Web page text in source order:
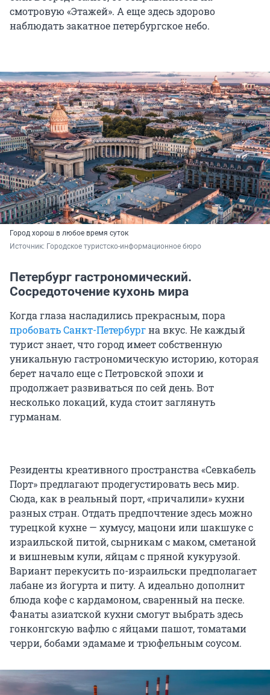
смотровую «Этажей». А еще здесь здорово
наблюдать закатное петербургское небо.
Город хорош в любое время суток
Источник: Городское туристско-информационное бюро
Петербург гастрономический.
Сосредоточение кухонь мира
Когда глаза насладились прекрасным, пора
пробовать Санкт-Петербургна вкус. Не каждый
турист знает, что город имеет собственную
уникальную гастрономическую историю, которая
берет начало еще с Петровской эпохи и
продолжает развиваться по сей день. Вот
несколько локаций, куда стоит заглянуть
гурманам.
Резиденты креативного пространства «Севкабель
Порт» предлагают продегустировать весь мир.
Сюда, как в реальный порт, «причалили» кухни
разных стран. Отдать предпочтение здесь можно
турецкой кухне — хумусу, мацони или шакшуке с
израильской питой, сырникам с маком, сметаной
и вишневым кули, яйцам с пряной кукурузой.
Вариант перекусить по-израильски предполагает
лабане из йогурта и питу. А идеально дополнит
блюда кофе с кардамоном, сваренный на песке.
Фанаты азиатской кухни смогут выбрать здесь
гонконгскую вафлю с яйцами пашот, томатами
черри, бобами эдамаме и трюфельным соусом.